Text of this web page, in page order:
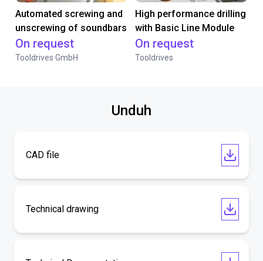
Automated screwing and
unscrewing of soundbars
On request
Tooldrives GmbH
High performance drilling
with Basic Line Module
On request
Tooldrives
Unduh
CAD file
Technical drawing